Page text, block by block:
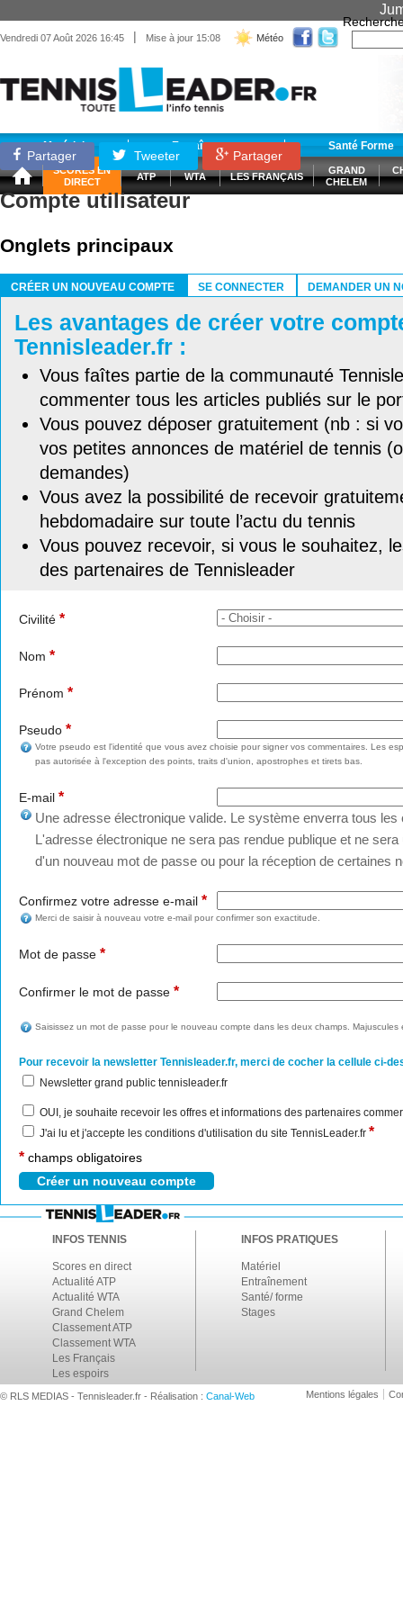
Vendredi 07 Août 2026 16:45 | Mise à jour 15:08 Météo
Matériel Entraînement Santé Forme
SCORES EN
DIRECT
ATP WTA LES FRANÇAIS
GRAND
CHELEM
Partager Tweeter Partager
Compte utilisateur
Onglets principaux
CRÉER UN NOUVEAU COMPTE
SE CONNECTER DEMANDER UN
Les avantages de créer votre
Tennisleader.fr :
Vous faîtes partie de la communauté
commenter tous les articles publiés sur le
Vous pouvez déposer gratuitement (nb : si
vos petites annonces de matériel de tennis
demandes)
Vous avez la possibilité de recevoir
hebdomadaire sur toute l’actu du tennis
Vous pouvez recevoir, si vous le souhaitez,
des partenaires de Tennisleader
Civilité *
Nom *
Prénom *
Pseudo *
Votre pseudo est l'identité que vous avez choisie pour signer vos commentaires. Les
pas autorisée à l'exception des points, traits d'union, apostrophes et tirets bas.
E-mail *
Une adresse électronique valide. Le système enverra tous
L'adresse électronique ne sera pas rendue publique et ne
d'un nouveau mot de passe ou pour la réception de certaines
Confirmez votre adresse e-mail *
Merci de saisir à nouveau votre e-mail pour confirmer son exactitude.
Mot de passe *
Confirmer le mot de passe *
Saisissez un mot de passe pour le nouveau compte dans les deux champs. Majuscules
Pour recevoir la newsletter Tennisleader.fr, merci de cocher la cellule ci-
Newsletter grand public tennisleader.fr
OUI, je souhaite recevoir les offres et informations des partenaires
J'ai lu et j'accepte les conditions d'utilisation du site TennisLeader.fr *
* champs obligatoires
INFOS TENNIS
Scores en direct
Actualité ATP
Actualité WTA
Grand Chelem
Classement ATP
Classement WTA
Les Français
Les espoirs
INFOS PRATIQUES
Matériel
Entraînement
Santé/ forme
Stages
© RLS MEDIAS - Tennisleader.fr - Réalisation : Canal-Web Mentions légales